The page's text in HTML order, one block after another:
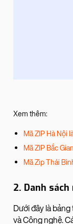
Xem thêm:
Mã ZIP Hà Nội
Mã ZIP Bắc
Mã Zip Thái
2. Danh
Dưới đây là
và Công nghệ.